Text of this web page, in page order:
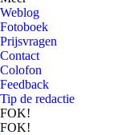
Weblog
Fotoboek
Prijsvragen
Contact
Colofon
Feedback
Tip de redactie
FOK!
FOK!